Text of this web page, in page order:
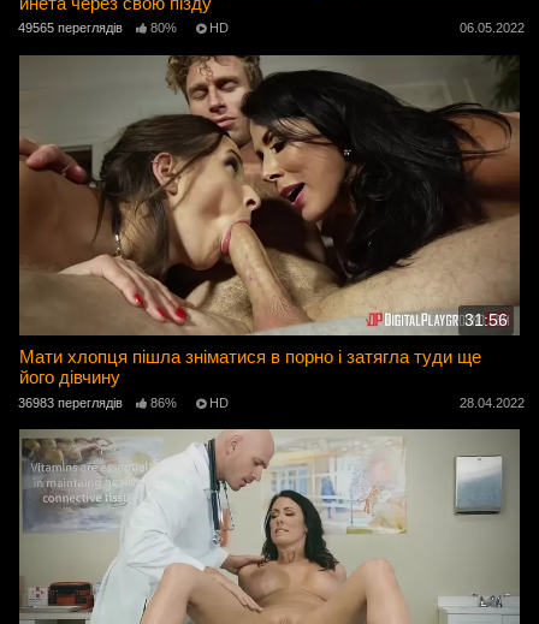
49565 переглядів 80% HD 06.05.2022
31:56
Мати хлопця пішла зніматися в порно і затягла туди ще
його дівчину
36983 переглядів 86% HD 28.04.2022